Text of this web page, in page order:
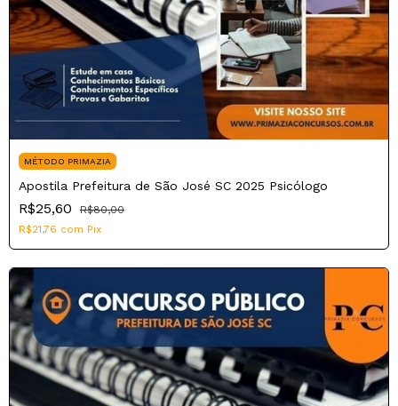
MÉTODO PRIMAZIA
Apostila Prefeitura de São José SC 2025 Psicólogo
R$25,60
R$80,00
R$21,76 com Pix